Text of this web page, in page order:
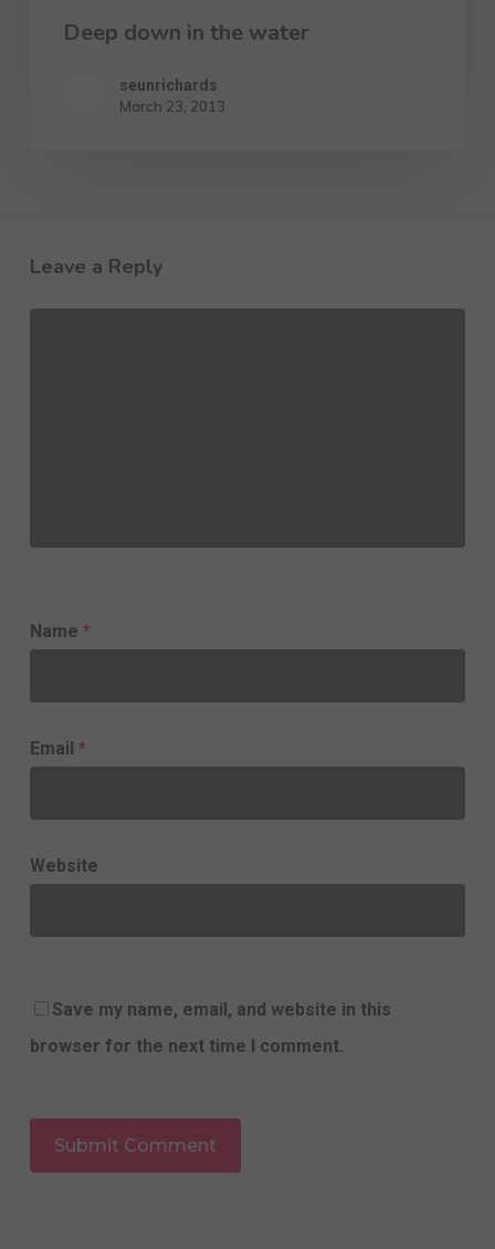
Deep down in the water
seunrichards
March 23, 2013
Leave a Reply
Name *
Email *
Website
Save my name, email, and website in this
browser for the next time I comment.